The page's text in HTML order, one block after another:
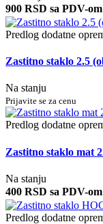
900 RSD sa PDV-om
Predlog dodatne
Zastitno staklo 2.5
Na stanju
Prijavite se za cenu
Predlog dodatne
Zastitno staklo mat
Na stanju
400 RSD sa PDV-om
Predlog dodatne